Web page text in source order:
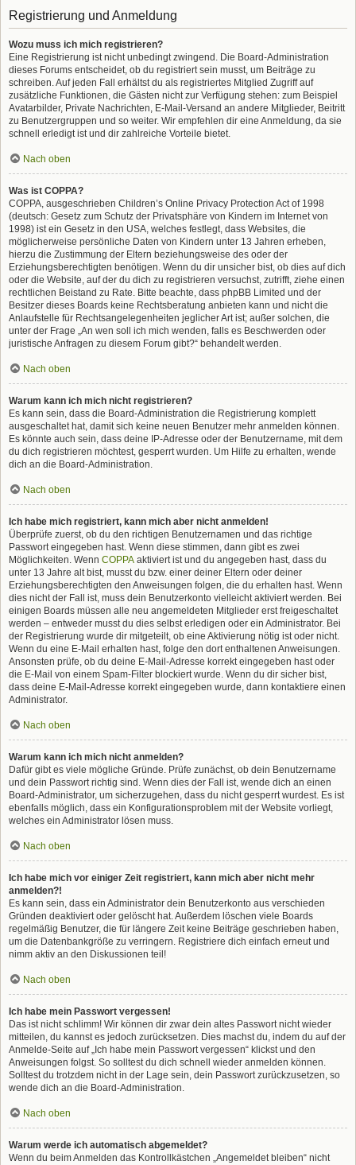
Registrierung und Anmeldung
Wozu muss ich mich registrieren?
Eine Registrierung ist nicht unbedingt zwingend. Die Board-Administration
dieses Forums entscheidet, ob du registriert sein musst, um Beiträge zu
schreiben. Auf jeden Fall erhältst du als registriertes Mitglied Zugriff auf
zusätzliche Funktionen, die Gästen nicht zur Verfügung stehen: zum Beispiel
Avatarbilder, Private Nachrichten, E-Mail-Versand an andere Mitglieder, Beitritt
zu Benutzergruppen und so weiter. Wir empfehlen dir eine Anmeldung, da sie
schnell erledigt ist und dir zahlreiche Vorteile bietet.
Nach oben
Was ist COPPA?
COPPA, ausgeschrieben Children’s Online Privacy Protection Act of 1998
(deutsch: Gesetz zum Schutz der Privatsphäre von Kindern im Internet von
1998) ist ein Gesetz in den USA, welches festlegt, dass Websites, die
möglicherweise persönliche Daten von Kindern unter 13 Jahren erheben,
hierzu die Zustimmung der Eltern beziehungsweise des oder der
Erziehungsberechtigten benötigen. Wenn du dir unsicher bist, ob dies auf dich
oder die Website, auf der du dich zu registrieren versuchst, zutrifft, ziehe einen
rechtlichen Beistand zu Rate. Bitte beachte, dass phpBB Limited und der
Besitzer dieses Boards keine Rechtsberatung anbieten kann und nicht die
Anlaufstelle für Rechtsangelegenheiten jeglicher Art ist; außer solchen, die
unter der Frage „An wen soll ich mich wenden, falls es Beschwerden oder
juristische Anfragen zu diesem Forum gibt?“ behandelt werden.
Nach oben
Warum kann ich mich nicht registrieren?
Es kann sein, dass die Board-Administration die Registrierung komplett
ausgeschaltet hat, damit sich keine neuen Benutzer mehr anmelden können.
Es könnte auch sein, dass deine IP-Adresse oder der Benutzername, mit dem
du dich registrieren möchtest, gesperrt wurden. Um Hilfe zu erhalten, wende
dich an die Board-Administration.
Nach oben
Ich habe mich registriert, kann mich aber nicht anmelden!
Überprüfe zuerst, ob du den richtigen Benutzernamen und das richtige
Passwort eingegeben hast. Wenn diese stimmen, dann gibt es zwei
Möglichkeiten. Wenn COPPA aktiviert ist und du angegeben hast, dass du
unter 13 Jahre alt bist, musst du bzw. einer deiner Eltern oder deiner
Erziehungsberechtigten den Anweisungen folgen, die du erhalten hast. Wenn
dies nicht der Fall ist, muss dein Benutzerkonto vielleicht aktiviert werden. Bei
einigen Boards müssen alle neu angemeldeten Mitglieder erst freigeschaltet
werden – entweder musst du dies selbst erledigen oder ein Administrator. Bei
der Registrierung wurde dir mitgeteilt, ob eine Aktivierung nötig ist oder nicht.
Wenn du eine E-Mail erhalten hast, folge den dort enthaltenen Anweisungen.
Ansonsten prüfe, ob du deine E-Mail-Adresse korrekt eingegeben hast oder
die E-Mail von einem Spam-Filter blockiert wurde. Wenn du dir sicher bist,
dass deine E-Mail-Adresse korrekt eingegeben wurde, dann kontaktiere einen
Administrator.
Nach oben
Warum kann ich mich nicht anmelden?
Dafür gibt es viele mögliche Gründe. Prüfe zunächst, ob dein Benutzername
und dein Passwort richtig sind. Wenn dies der Fall ist, wende dich an einen
Board-Administrator, um sicherzugehen, dass du nicht gesperrt wurdest. Es ist
ebenfalls möglich, dass ein Konfigurationsproblem mit der Website vorliegt,
welches ein Administrator lösen muss.
Nach oben
Ich habe mich vor einiger Zeit registriert, kann mich aber nicht mehr
anmelden?!
Es kann sein, dass ein Administrator dein Benutzerkonto aus verschieden
Gründen deaktiviert oder gelöscht hat. Außerdem löschen viele Boards
regelmäßig Benutzer, die für längere Zeit keine Beiträge geschrieben haben,
um die Datenbankgröße zu verringern. Registriere dich einfach erneut und
nimm aktiv an den Diskussionen teil!
Nach oben
Ich habe mein Passwort vergessen!
Das ist nicht schlimm! Wir können dir zwar dein altes Passwort nicht wieder
mitteilen, du kannst es jedoch zurücksetzen. Dies machst du, indem du auf der
Anmelde-Seite auf „Ich habe mein Passwort vergessen“ klickst und den
Anweisungen folgst. So solltest du dich schnell wieder anmelden können.
Solltest du trotzdem nicht in der Lage sein, dein Passwort zurückzusetzen, so
wende dich an die Board-Administration.
Nach oben
Warum werde ich automatisch abgemeldet?
Wenn du beim Anmelden das Kontrollkästchen „Angemeldet bleiben“ nicht